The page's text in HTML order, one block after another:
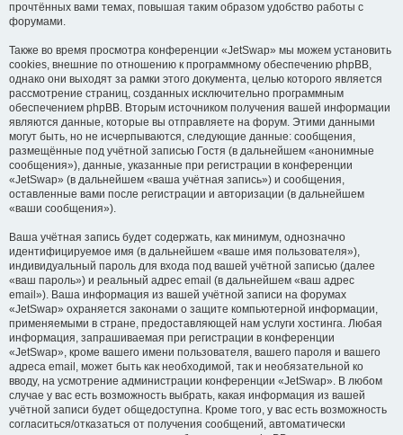
прочтённых вами темах, повышая таким образом удобство работы с
форумами.
Также во время просмотра конференции «JetSwap» мы можем установить
cookies, внешние по отношению к программному обеспечению phpBB,
однако они выходят за рамки этого документа, целью которого является
рассмотрение страниц, созданных исключительно программным
обеспечением phpBB. Вторым источником получения вашей информации
являются данные, которые вы отправляете на форум. Этими данными
могут быть, но не исчерпываются, следующие данные: сообщения,
размещённые под учётной записью Гостя (в дальнейшем «анонимные
сообщения»), данные, указанные при регистрации в конференции
«JetSwap» (в дальнейшем «ваша учётная запись») и сообщения,
оставленные вами после регистрации и авторизации (в дальнейшем
«ваши сообщения»).
Ваша учётная запись будет содержать, как минимум, однозначно
идентифицируемое имя (в дальнейшем «ваше имя пользователя»),
индивидуальный пароль для входа под вашей учётной записью (далее
«ваш пароль») и реальный адрес email (в дальнейшем «ваш адрес
email»). Ваша информация из вашей учётной записи на форумах
«JetSwap» охраняется законами о защите компьютерной информации,
применяемыми в стране, предоставляющей нам услуги хостинга. Любая
информация, запрашиваемая при регистрации в конференции
«JetSwap», кроме вашего имени пользователя, вашего пароля и вашего
адреса email, может быть как необходимой, так и необязательной ко
вводу, на усмотрение администрации конференции «JetSwap». В любом
случае у вас есть возможность выбрать, какая информация из вашей
учётной записи будет общедоступна. Кроме того, у вас есть возможность
согласиться/отказаться от получения сообщений, автоматически